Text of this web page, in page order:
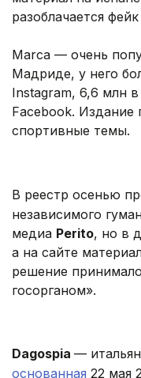
разоблачается
Marca — очень
Мадриде, у него
Instagram, 6,6 млн
Facebook.
спортивные темы.
В реестр осенью
независимого
медиа Perito, но в
а на сайте
решение
госорганом».
Dagospia —
основанная 22 мая